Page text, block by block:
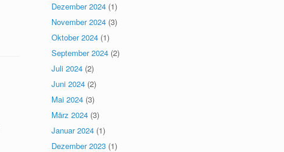
Dezember 2024 (1)
November 2024 (3)
Oktober 2024 (1)
September 2024 (2)
Juli 2024 (2)
Juni 2024 (2)
Mai 2024 (3)
März 2024 (3)
Januar 2024 (1)
Dezember 2023 (1)